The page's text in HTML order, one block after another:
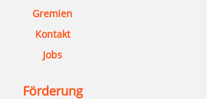
Gremien
Kontakt
Jobs
Förderung